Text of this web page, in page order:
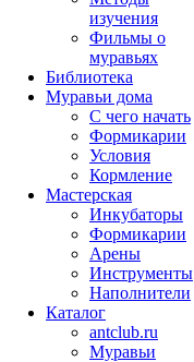
изучения
Фильмы о
муравьях
Библиотека
Муравьи дома
С чего начать
Формикарии
Условия
Кормление
Мастерская
Инкубаторы
Формикарии
Арены
Инструменты
Наполнители
Каталог
antclub.ru
Муравьи